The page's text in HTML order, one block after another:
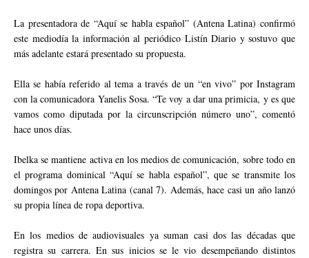
La presentadora de “Aquí se habla español” (Antena Latina) confirmó
este mediodía la información al periódico Listín Diario y sostuvo que
más adelante estará presentado su propuesta.
Ella se había referido al tema a través de un “en vivo” por Instagram
con la comunicadora Yanelis Sosa. “Te voy a dar una primicia, y es que
vamos como diputada por la circunscripción número uno”, comentó
hace unos días.
Ibelka se mantiene activa en los medios de comunicación, sobre todo en
el programa dominical “Aquí se habla español”, que se transmite los
domingos por Antena Latina (canal 7). Además, hace casi un año lanzó
su propia línea de ropa deportiva.
En los medios de audiovisuales ya suman casi dos las décadas que
registra su carrera. En sus inicios se le vio desempeñando distintos